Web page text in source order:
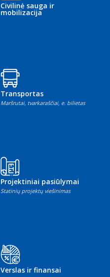
Civilinė sauga ir
mobilizacija
Transportas
Maršrutai, tvarkaraščiai, e. bilietas
Projektiniai pasiūlymai
Statinių projektų viešinimas
Verslas ir finansai